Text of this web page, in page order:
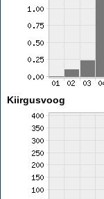
Kiirgusvoog